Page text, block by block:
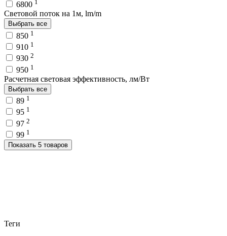
6800 1
Световой поток на 1м, lm/m
Выбрать все
850 1
910 1
930 2
950 1
Расчетная световая эффективность, лм/Вт
Выбрать все
89 1
95 1
97 2
99 1
Показать 5 товаров
Теги